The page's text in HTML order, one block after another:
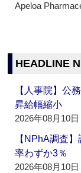
Apeloa
HEADLINE
【人事院】公
昇給幅縮小
2026年08月10日
【NPhA調査
率わずか3％
2026年08月10日